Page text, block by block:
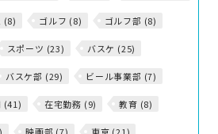
(8) ゴルフ (8) ゴルフ部 (8)
スポーツ (23) バスケ (25)
バスケ部 (29) ビール事業部 (7)
(41) 在宅勤務 (9) 教育 (8)